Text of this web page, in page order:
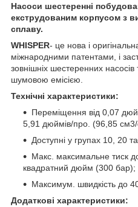
Насоси шестеренні
екструдованим корпусом з
сплаву.
WHISPER- це нова і
міжнародними патентами, і
зовнішніх шестеренних насосів
шумовою емісією.
Технічні характеристики:
Переміщення від 0,07
5,91 дюймів/про. (96,85
Доступні у групах 10, 20
Макс. максимальне тиск
квадратний дюйм (300 бар);
Максимум. швидкість до
Додаткові характеристики: